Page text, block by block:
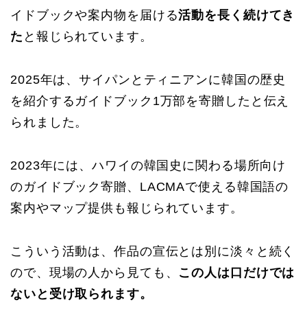
イドブックや案内物を届ける活動を長く続けてき
た と報じられています。
2025年は、サイパンとティニアンに韓国の歴史
を紹介するガイドブック1万部を寄贈したと伝え
られました。
2023年には、ハワイの韓国史に関わる場所向け
のガイドブック寄贈、LACMAで使える韓国語の
案内やマップ提供も報じられています。
こういう活動は、作品の宣伝とは別に淡々と続く
ので、現場の人から見ても、 この人は口だけでは
ないと受け取られます。